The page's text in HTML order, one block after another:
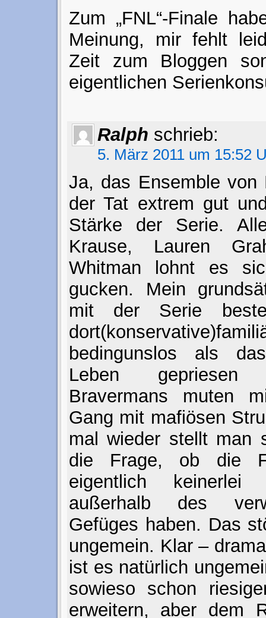
Zum „FNL“-Finale
Meinung, mir fehlt
Zeit zum Bloggen
eigentlichen
Ralph schrieb:
5. März 2011 um 15:52
Ja, das Ensemble von
der Tat extrem gut
Stärke der Serie.
Krause, Lauren
Whitman lohnt es
gucken. Mein
mit der Serie
bedingunslos als
Leben
Bravermans muten
Gang mit mafiösen
mal wieder stellt man
die Frage, ob die
eigentlich keinerlei
außerhalb des
Gefüges haben. Das
ungemein. Klar –
ist es natürlich
sowieso schon
erweitern, aber dem